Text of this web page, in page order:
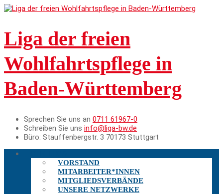
Liga der freien
Wohlfahrtspflege in
Baden-Württemberg
Sprechen Sie uns an 0711 61967-0
Schreiben Sie uns info@liga-bw.de
Büro: Stauffenbergstr. 3 70173 Stuttgart
VORSTAND
MITARBEITER*INNEN
MITGLIEDSVERBÄNDE
UNSERE NETZWERKE